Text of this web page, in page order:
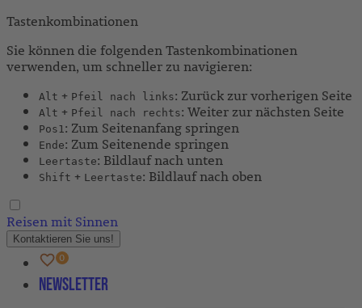
Tastenkombinationen
Sie können die folgenden Tastenkombinationen
verwenden, um schneller zu navigieren:
Alt + Pfeil nach links: Zurück zur vorherigen Seite
Alt + Pfeil nach rechts: Weiter zur nächsten Seite
Pos1: Zum Seitenanfang springen
Ende: Zum Seitenende springen
Leertaste: Bildlauf nach unten
Shift + Leertaste: Bildlauf nach oben
Reisen mit Sinnen
Kontaktieren Sie uns!
Newsletter